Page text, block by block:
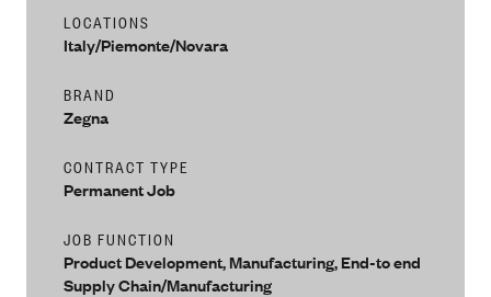
Oasi Zegna
ZEGNA
LOCATIONS
Italy/Piemonte/Novara
BRAND
Zegna
CONTRACT TYPE
Permanent Job
JOB FUNCTION
Product Development, Manufacturing, End-to end
Supply Chain/Manufacturing